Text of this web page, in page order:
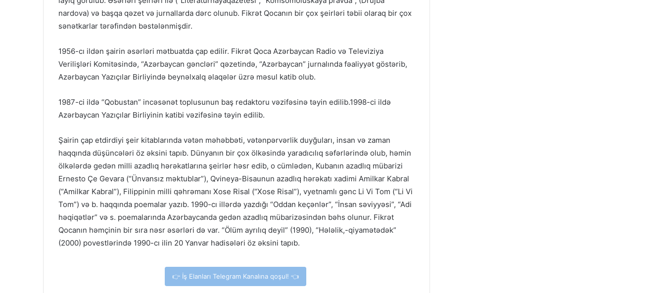
nardova) və başqa qəzet və jurnallarda dərc olunub. Fikrət Qocanın bir çox şeirləri təbii olaraq bir çox
sənətkarlar tərəfindən bəstələnmişdir.
1956-cı ildən şairin əsərləri mətbuatda çap edilir. Fikrət Qoca Azərbaycan Radio və Televiziya
Verilişləri Komitəsində, “Azərbaycan gəncləri” qəzetində, “Azərbaycan” jurnalında fəaliyyət göstərib,
Azərbaycan Yazıçılar Birliyində beynəlxalq əlaqələr üzrə məsul katib olub.
1987-ci ildə “Qobustan” incəsənət toplusunun baş redaktoru vəzifəsinə təyin edilib.1998-ci ildə
Azərbaycan Yazıçılar Birliyinin katibi vəzifəsinə təyin edilib.
Şairin çap etdirdiyi şeir kitablarında vətən məhəbbəti, vətənpərvərlik duyğuları, insan və zaman
haqqında düşüncələri öz əksini tapıb. Dünyanın bir çox ölkəsində yaradıcılıq səfərlərində olub, həmin
ölkələrdə gedən milli azadlıq hərəkatlarına şeirlər həsr edib, o cümlədən, Kubanın azadlıq mübarizi
Ernesto Çe Gevara (“Ünvansız məktublar”), Qvineya-Bisaunun azadlıq hərəkatı xadimi Amilkar Kabral
(“Amilkar Kabral”), Filippinin milli qəhrəmanı Xose Risal (“Xose Risal”), vyetnamlı gənc Li Vi Tom (“Li Vi
Tom”) və b. haqqında poemalar yazıb. 1990-cı illərdə yazdığı “Oddan keçənlər”, “İnsan səviyyəsi”, “Adi
həqiqətlər” və s. poemalarında Azərbaycanda gedən azadlıq mübarizəsindən bəhs olunur. Fikrət
Qocanın həmçinin bir sıra nəsr əsərləri də var. “Ölüm ayrılıq deyil” (1990), “Hələlik,-qiyamətədək”
(2000) povestlərində 1990-cı ilin 20 Yanvar hadisələri öz əksini tapıb.
👉 İş Elanları Telegram Kanalına qoşul! 👈